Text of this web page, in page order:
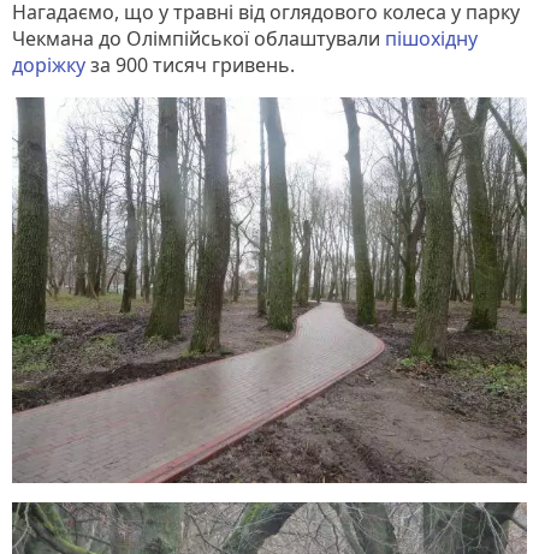
Нагадаємо, що у травні від оглядового колеса у парку
Чекмана до Олімпійської облаштували пішохідну
доріжкуза 900 тисяч гривень.